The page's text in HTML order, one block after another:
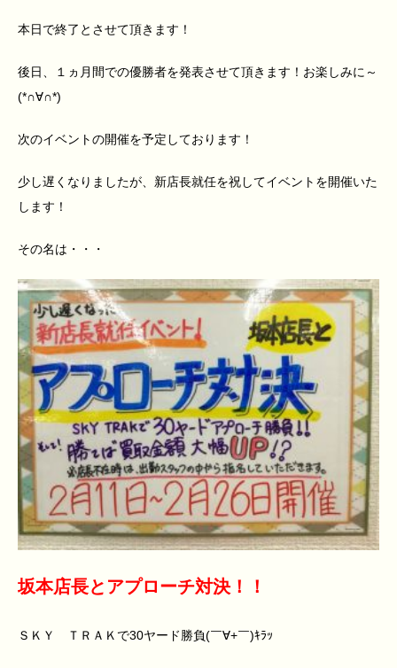
本日で終了とさせて頂きます！
後日、１ヵ月間での優勝者を発表させて頂きます！お楽しみに～
(*∩∀∩*)
次のイベントの開催を予定しております！
少し遅くなりましたが、新店長就任を祝してイベントを開催いた
します！
その名は・・・
坂本店長とアプローチ対決！！
ＳＫＹ ＴＲＡＫで30ヤード勝負(￣∀+￣)ｷﾗｯ